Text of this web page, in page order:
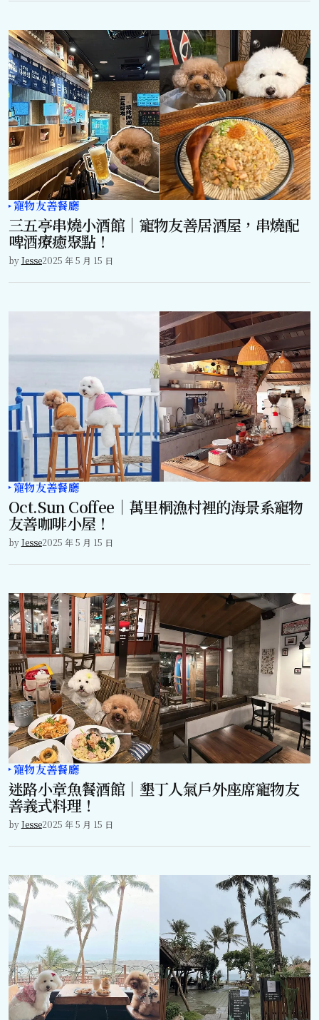
寵物友善餐廳
三五亭串燒小酒館｜寵物友善居酒屋，串燒配
啤酒療癒聚點！
byJesse2025 年 5 月 15 日
寵物友善餐廳
Oct.Sun Coffee｜萬里桐漁村裡的海景系寵物
友善咖啡小屋！
byJesse2025 年 5 月 15 日
寵物友善餐廳
迷路小章魚餐酒館｜墾丁人氣戶外座席寵物友
善義式料理！
byJesse2025 年 5 月 15 日